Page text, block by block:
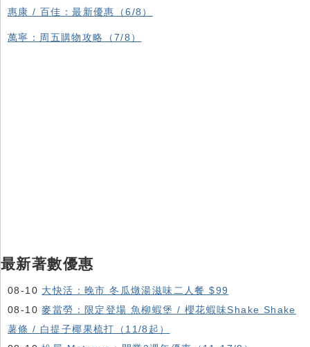
惠康 / 百佳：最新優惠（6/8）
萬寧：周五購物攻略（7/8）
最新著數優惠
08-10 大快活：晚市 冬瓜燉湯滋味二人餐 $99
08-10麥當勞：限定登場 魚柳蝦堡 / 櫻花蝦味Shake Shake
薯條 / 白提子椰果梳打（11/8起）